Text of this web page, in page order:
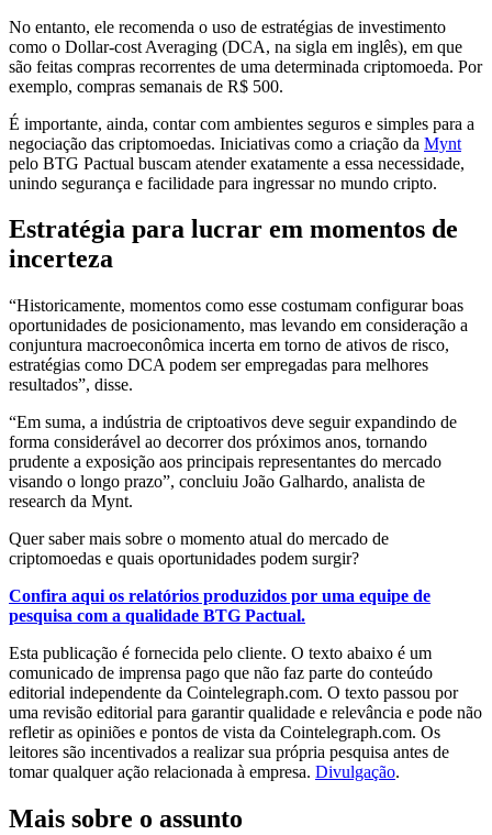
No entanto, ele recomenda o uso de estratégias de investimento
como o Dollar-cost Averaging (DCA, na sigla em inglês), em que
são feitas compras recorrentes de uma determinada criptomoeda. Por
exemplo, compras semanais de R$ 500.
É importante, ainda, contar com ambientes seguros e simples para a
negociação das criptomoedas. Iniciativas como a criação da Mynt
pelo BTG Pactual buscam atender exatamente a essa necessidade,
unindo segurança e facilidade para ingressar no mundo cripto.
Estratégia para lucrar em momentos de
incerteza
“Historicamente, momentos como esse costumam configurar boas
oportunidades de posicionamento, mas levando em consideração a
conjuntura macroeconômica incerta em torno de ativos de risco,
estratégias como DCA podem ser empregadas para melhores
resultados”, disse.
“Em suma, a indústria de criptoativos deve seguir expandindo de
forma considerável ao decorrer dos próximos anos, tornando
prudente a exposição aos principais representantes do mercado
visando o longo prazo”, concluiu João Galhardo, analista de
research da Mynt.
Quer saber mais sobre o momento atual do mercado de
criptomoedas e quais oportunidades podem surgir?
Confira aqui os relatórios produzidos por uma equipe de
pesquisa com a qualidade BTG Pactual.
Esta publicação é fornecida pelo cliente. O texto abaixo é um
comunicado de imprensa pago que não faz parte do conteúdo
editorial independente da Cointelegraph.com. O texto passou por
uma revisão editorial para garantir qualidade e relevância e pode não
refletir as opiniões e pontos de vista da Cointelegraph.com. Os
leitores são incentivados a realizar sua própria pesquisa antes de
tomar qualquer ação relacionada à empresa. Divulgação.
Mais sobre o assunto